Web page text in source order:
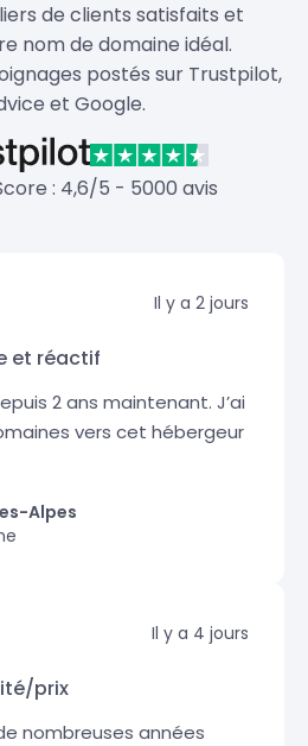
de clients satisfaits et
nom de domaine idéal.
postés sur Trustpilot,
et Google.
: 4,6/5 - 5000 avis
Il y a 2 jours
et réactif
2 ans maintenant. J’ai
vers cet hébergeur
Alpes
Il y a 4 jours
prix
nombreuses années